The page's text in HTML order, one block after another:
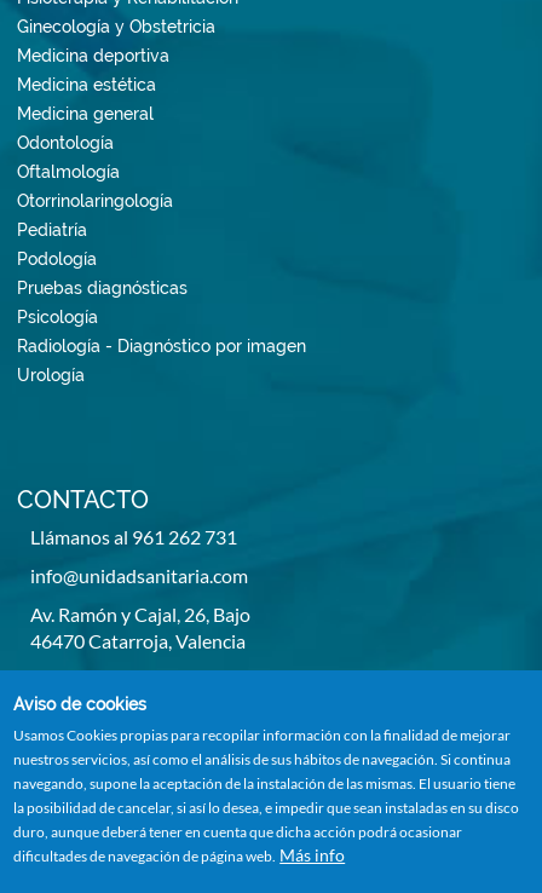
Ginecología y Obstetricia
Medicina deportiva
Medicina estética
Medicina general
Odontología
Oftalmología
Otorrinolaringología
Pediatría
Podología
Pruebas diagnósticas
Psicología
Radiología - Diagnóstico por imagen
Urología
CONTACTO
Llámanos al 961 262 731
info@unidadsanitaria.com
Av. Ramón y Cajal, 26, Bajo
46470 Catarroja, Valencia
Aviso de cookies
Usamos Cookies propias para recopilar información con la finalidad de mejorar
nuestros servicios, así como el análisis de sus hábitos de navegación. Si continua
navegando, supone la aceptación de la instalación de las mismas. El usuario tiene
la posibilidad de cancelar, si así lo desea, e impedir que sean instaladas en su disco
duro, aunque deberá tener en cuenta que dicha acción podrá ocasionar
dificultades de navegación de página web. Más info